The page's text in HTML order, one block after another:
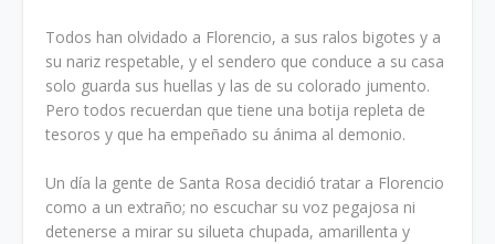
Todos han olvidado a Florencio, a sus ralos bigotes y a
su nariz respetable, y el sendero que conduce a su casa
solo guarda sus huellas y las de su colorado jumento.
Pero todos recuerdan que tiene una botija repleta de
tesoros y que ha empeñado su ánima al demonio.
Un día la gente de Santa Rosa decidió tratar a Florencio
como a un extraño; no escuchar su voz pegajosa ni
detenerse a mirar su silueta chupada, amarillenta y